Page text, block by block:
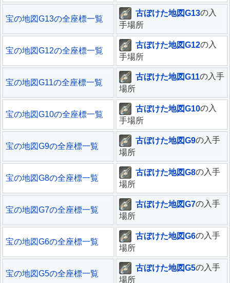
宝の地図G13の全座標一覧
古ぼけた地図G13の入
手場所
宝の地図G12の全座標一覧
古ぼけた地図G12の入
手場所
宝の地図G11の全座標一覧
古ぼけた地図G11の入手
場所
宝の地図G10の全座標一覧
古ぼけた地図G10の入
手場所
宝の地図G9の全座標一覧
古ぼけた地図G9の入手
場所
宝の地図G8の全座標一覧
古ぼけた地図G8の入手
場所
宝の地図G7の全座標一覧
古ぼけた地図G7の入手
場所
宝の地図G6の全座標一覧
古ぼけた地図G6の入手
場所
宝の地図G5の全座標一覧
古ぼけた地図G5の入手
場所